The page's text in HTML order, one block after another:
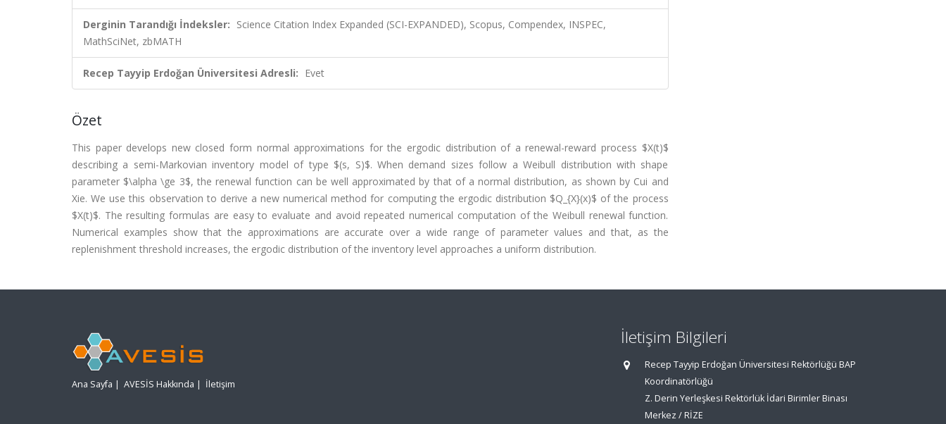
Derginin Tarandığı İndeksler: Science Citation Index Expanded (SCI-EXPANDED), Scopus, Compendex, INSPEC,
MathSciNet, zbMATH
Recep Tayyip Erdoğan Üniversitesi Adresli: Evet
Özet
This paper develops new closed form normal approximations for the ergodic distribution of a renewal-reward process $X(t)$
describing a semi-Markovian inventory model of type $(s, S)$. When demand sizes follow a Weibull distribution with shape
parameter $\alpha \ge 3$, the renewal function can be well approximated by that of a normal distribution, as shown by Cui and
Xie. We use this observation to derive a new numerical method for computing the ergodic distribution $Q_{X}(x)$ of the process
$X(t)$. The resulting formulas are easy to evaluate and avoid repeated numerical computation of the Weibull renewal function.
Numerical examples show that the approximations are accurate over a wide range of parameter values and that, as the
replenishment threshold increases, the ergodic distribution of the inventory level approaches a uniform distribution.
Ana Sayfa | AVESİS Hakkında | İletişim
İletişim Bilgileri
Recep Tayyip Erdoğan Üniversitesi Rektörlüğü BAP
Koordinatörlüğü
Z. Derin Yerleşkesi Rektörlük İdari Birimler Binası
Merkez / RİZE